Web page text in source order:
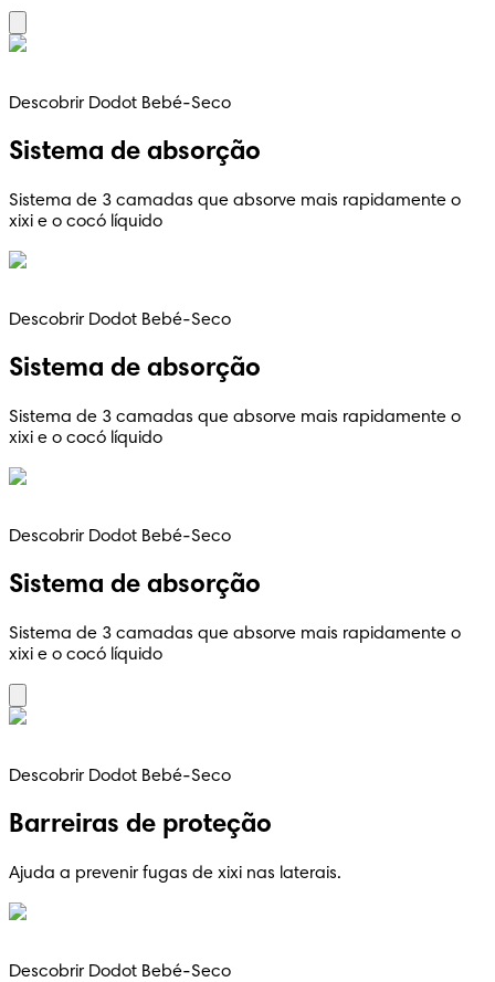
Descobrir Dodot Bebé-Seco
Sistema de absorção
Sistema de 3 camadas que absorve mais rapidamente o
xixi e o cocó líquido
Descobrir Dodot Bebé-Seco
Sistema de absorção
Sistema de 3 camadas que absorve mais rapidamente o
xixi e o cocó líquido
Descobrir Dodot Bebé-Seco
Sistema de absorção
Sistema de 3 camadas que absorve mais rapidamente o
xixi e o cocó líquido
Descobrir Dodot Bebé-Seco
Barreiras de proteção
Ajuda a prevenir fugas de xixi nas laterais.
Descobrir Dodot Bebé-Seco